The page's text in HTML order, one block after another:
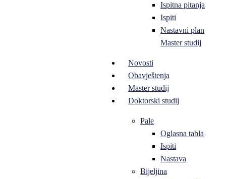
Ispitna pitanja
Ispiti
Nastavni plan
Master studij
Novosti
Obavještenja
Master studij
Doktorski studij
Pale
Oglasna tabla
Ispiti
Nastava
Bijeljina